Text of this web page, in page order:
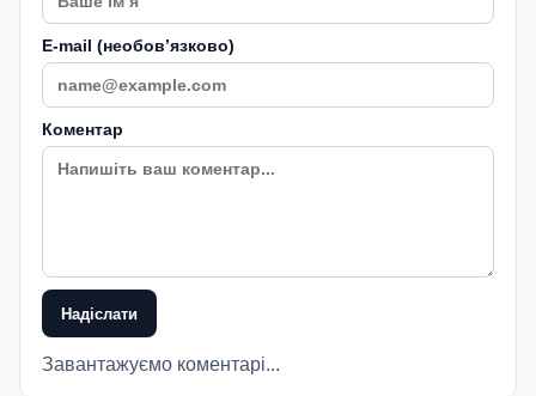
E-mail (необовʼязково)
Коментар
Надіслати
Завантажуємо коментарі...